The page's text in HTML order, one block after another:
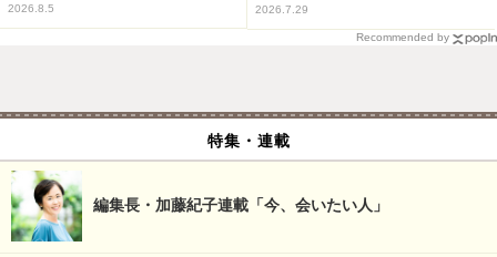
2026.8.5 2026.7.29
Recommended by
特集・連載
編集長・加藤紀子連載「今、会いたい人」